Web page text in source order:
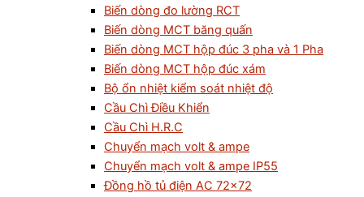
Biến dòng đo lường RCT
Biến dòng MCT băng quấn
Biến dòng MCT hộp đúc 3 pha và 1 Pha
Biến dòng MCT hộp đúc xám
Bộ ổn nhiệt kiểm soát nhiệt độ
Cầu Chì Điều Khiển
Cầu Chì H.R.C
Chuyển mạch volt & ampe
Chuyển mạch volt & ampe IP55
Đồng hồ tủ điện AC 72×72